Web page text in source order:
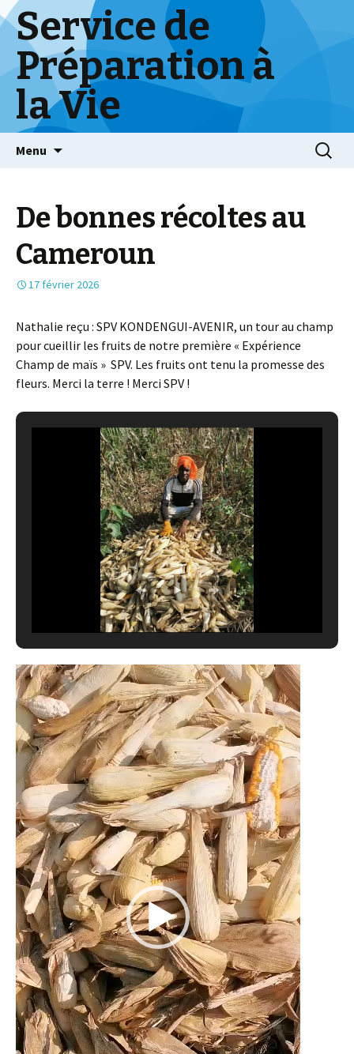
Service de
Préparation à
la Vie
Menu
De bonnes récoltes au
Cameroun
17 février 2026
Nathalie reçu : SPV KONDENGUI-AVENIR, un tour au champ
pour cueillir les fruits de notre première « Expérience
Champ de maïs » SPV. Les fruits ont tenu la promesse des
fleurs. Merci la terre ! Merci SPV !
Lecteur
vidéo